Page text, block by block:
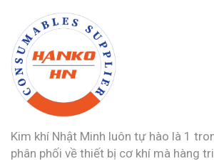
Kim khí Nhật Minh luôn tự hào là 1
phân phối về thiết bị cơ khí mà hàng